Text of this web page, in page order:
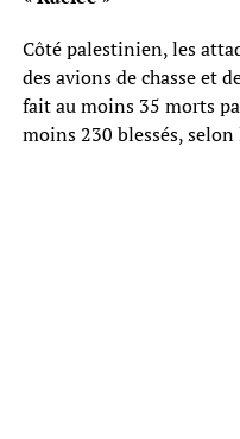
Côté palestinien, les
des avions de chasse et
fait au moins 35 morts
moins 230 blessés,